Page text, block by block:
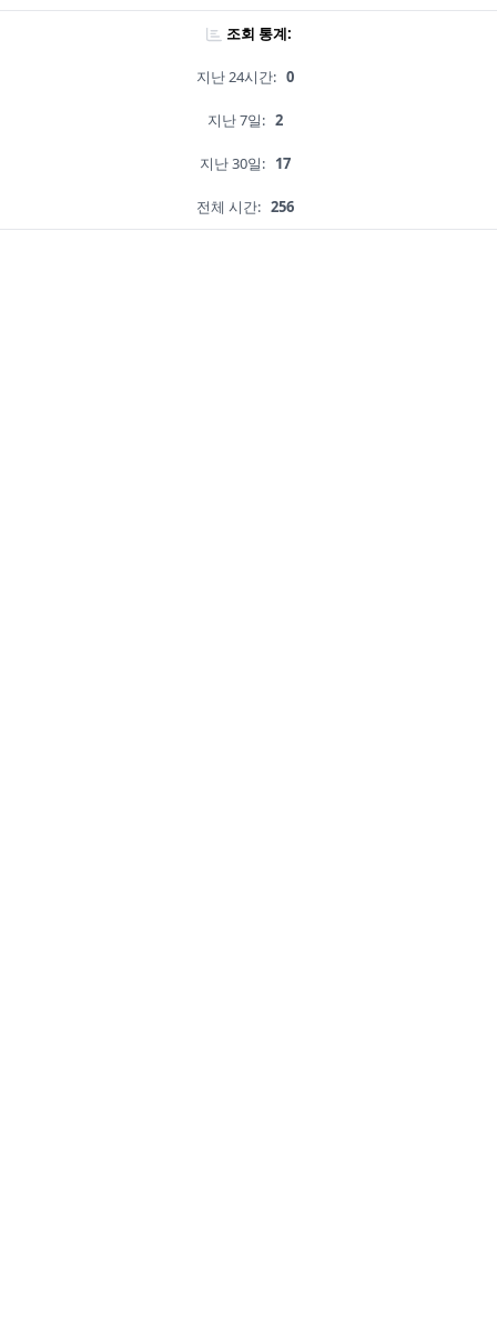
조회 통계:
지난 24시간: 0
지난 7일: 2
지난 30일: 17
전체 시간: 256